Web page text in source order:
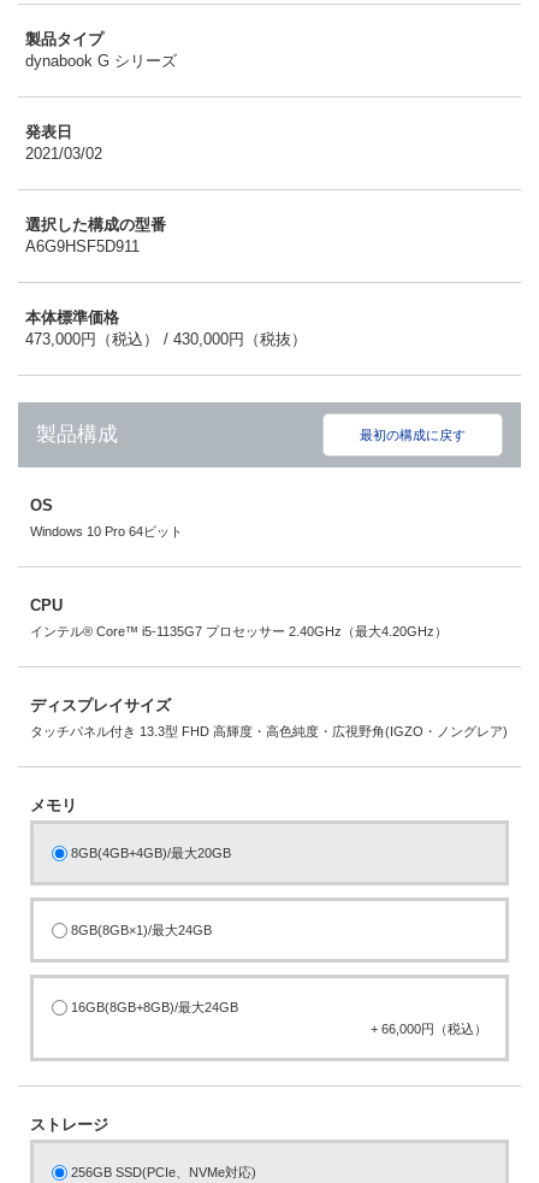
製品タイプ
dynabook G シリーズ
発表日
2021/03/02
選択した構成の型番
A6G9HSF5D911
本体標準価格
473,000円（税込） / 430,000円（税抜）
製品構成 最初の構成に戻す
OS
Windows 10 Pro 64ビット
CPU
インテル® Core™ i5-1135G7 プロセッサー 2.40GHz（最大4.20GHz）
ディスプレイサイズ
タッチパネル付き 13.3型 FHD 高輝度・高色純度・広視野角(IGZO・ノングレア)
メモリ
8GB(4GB+4GB)/最大20GB
8GB(8GB×1)/最大24GB
16GB(8GB+8GB)/最大24GB
+ 66,000円（税込）
ストレージ
256GB SSD(PCIe、NVMe対応)